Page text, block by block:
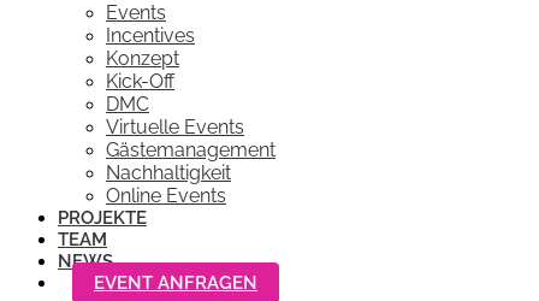
Events
Incentives
Konzept
Kick-Off
DMC
Virtuelle Events
Gästemanagement
Nachhaltigkeit
Online Events
PROJEKTE
TEAM
NEWS
EVENT ANFRAGEN